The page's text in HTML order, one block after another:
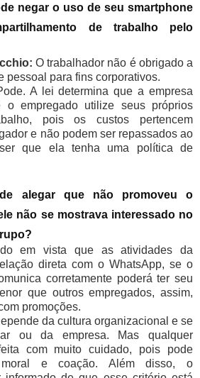
negar o uso de seu smartphone
de trabalho pelo
O trabalhador não é obrigado a
pessoal para fins corporativos.
A lei determina que a empresa
empregado utilize seus próprios
pois os custos pertencem
e não podem ser repassados ao
que ela tenha uma política de
alegar que não promoveu o
não se mostrava interessado no
em vista que as atividades da
direta com o WhatsApp, se o
corretamente poderá ter seu
que outros empregados, assim,
promoções.
da cultura organizacional e se
ou da empresa. Mas qualquer
com muito cuidado, pois pode
moral e coação. Além disso, o